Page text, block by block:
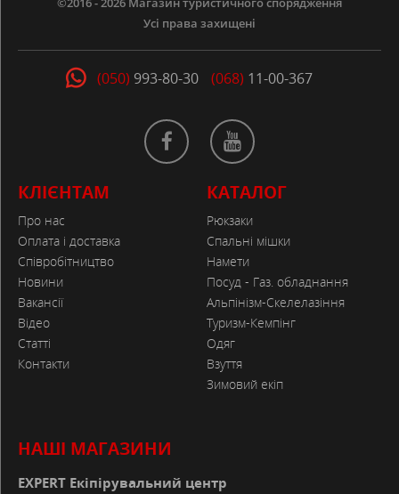
Усі права захищені
(050) 993-80-30 (068) 11-00-367
КЛІЄНТАМ
Про нас
Оплата і доставка
Співробітництво
Новини
Вакансії
Відео
Статті
Контакти
КАТАЛОГ
Рюкзаки
Спальні мішки
Намети
Посуд - Газ. обладнання
Альпінізм-Скелелазіння
Туризм-Кемпінг
Одяг
Взуття
Зимовий екіп
НАШІ МАГАЗИНИ
EXPERT Екіпірувальний центр